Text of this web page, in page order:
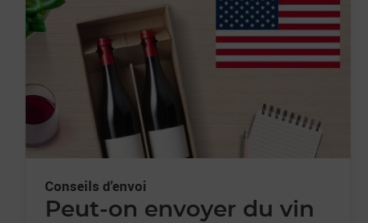
Conseils d'envoi
Peut-on envoyer du vin